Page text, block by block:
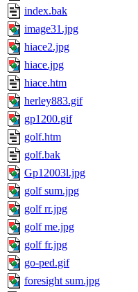
index.bak
image31.jpg
hiace2.jpg
hiace.jpg
hiace.htm
herley883.gif
gp1200.gif
golf.htm
golf.bak
Gp12003l.jpg
golf sum.jpg
golf rr.jpg
golf me.jpg
golf fr.jpg
go-ped.gif
foresight sum.jpg